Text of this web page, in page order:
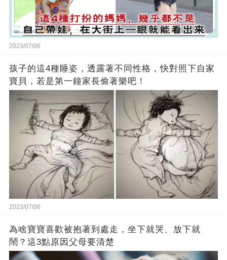
2023/07/06
孩子的這4種睡姿，透露著不同性格，快對照下自家
寶貝，若是第一鐘家長偷著樂吧！
2023/07/06
為啥寶寶喜歡被抱著到處走，坐下就哭、放下就
鬧？這3點原因父母要清楚